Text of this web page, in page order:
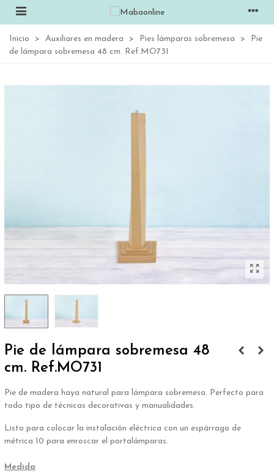
Inicio > Auxiliares en madera > Pies lámparas sobremesa >
Pie
de lámpara sobremesa 48 cm. Ref.MO731
Pie de lámpara sobremesa 48
cm. Ref.MO731
Pie de madera haya natural para lámpara sobremesa. Perfecto para
todo tipo de técnicas decorativas y manualidades.
Listo para colocar la instalación eléctrica con un espárrago de
métrica 10 para enroscar el portalámparas.
Medida